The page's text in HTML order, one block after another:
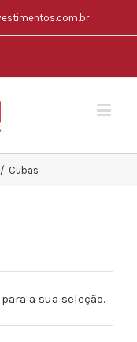
/ Cubas
a sua seleção.